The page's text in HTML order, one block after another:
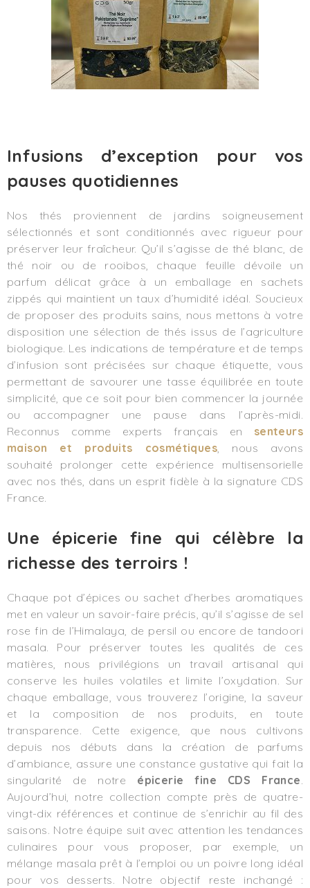
Infusions d’exception pour vos
pauses quotidiennes
Nos thés proviennent de jardins soigneusement
sélectionnés et sont conditionnés avec rigueur pour
préserver leur fraîcheur. Qu’il s’agisse de thé blanc, de
thé noir ou de rooibos, chaque feuille dévoile un
parfum délicat grâce à un emballage en sachets
zippés qui maintient un taux d’humidité idéal. Soucieux
de proposer des produits sains, nous mettons à votre
disposition une sélection de thés issus de l’agriculture
biologique. Les indications de température et de temps
d’infusion sont précisées sur chaque étiquette, vous
permettant de savourer une tasse équilibrée en toute
simplicité, que ce soit pour bien commencer la journée
ou accompagner une pause dans l’après-midi.
Reconnus comme experts français en senteurs
maison et produits cosmétiques, nous avons
souhaité prolonger cette expérience multisensorielle
avec nos thés, dans un esprit fidèle à la signature CDS
France.
Une épicerie fine qui célèbre la
richesse des terroirs !
Chaque pot d’épices ou sachet d’herbes aromatiques
met en valeur un savoir-faire précis, qu’il s’agisse de sel
rose fin de l’Himalaya, de persil ou encore de tandoori
masala. Pour préserver toutes les qualités de ces
matières, nous privilégions un travail artisanal qui
conserve les huiles volatiles et limite l’oxydation. Sur
chaque emballage, vous trouverez l’origine, la saveur
et la composition de nos produits, en toute
transparence. Cette exigence, que nous cultivons
depuis nos débuts dans la création de parfums
d’ambiance, assure une constance gustative qui fait la
singularité de notre épicerie fine CDS France.
Aujourd’hui, notre collection compte près de quatre-
vingt-dix références et continue de s’enrichir au fil des
saisons. Notre équipe suit avec attention les tendances
culinaires pour vous proposer, par exemple, un
mélange masala prêt à l’emploi ou un poivre long idéal
pour vos desserts. Notre objectif reste inchangé :